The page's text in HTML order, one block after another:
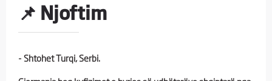
📌 Njoftim
- Shtohet Turqi, Serbi.